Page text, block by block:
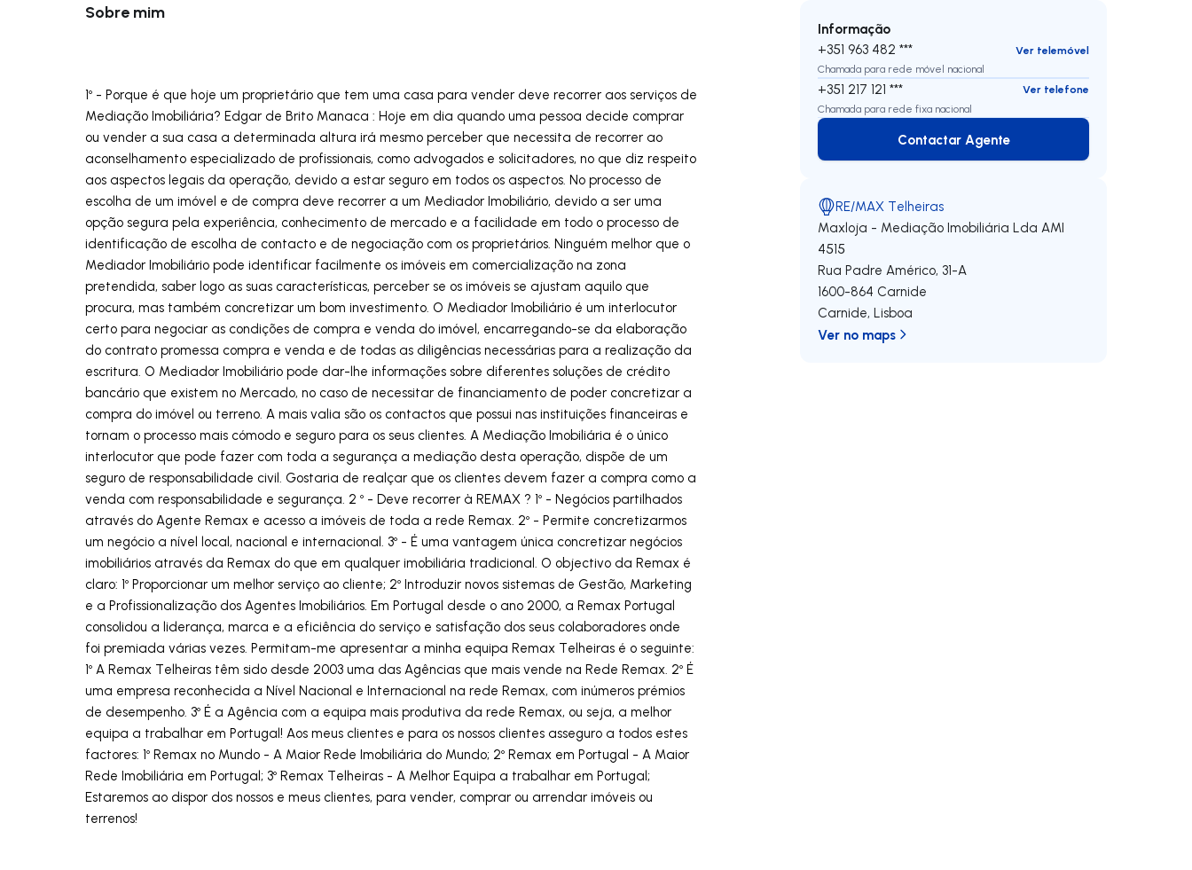
Sobre mim
1º - Porque é que hoje um proprietário que tem uma casa para vender deve recorrer aos serviços de
Mediação Imobiliária? Edgar de Brito Manaca : Hoje em dia quando uma pessoa decide comprar
ou vender a sua casa a determinada altura irá mesmo perceber que necessita de recorrer ao
aconselhamento especializado de profissionais, como advogados e solicitadores, no que diz respeito
aos aspectos legais da operação, devido a estar seguro em todos os aspectos. No processo de
escolha de um imóvel e de compra deve recorrer a um Mediador Imobiliário, devido a ser uma
opção segura pela experiência, conhecimento de mercado e a facilidade em todo o processo de
identificação de escolha de contacto e de negociação com os proprietários. Ninguém melhor que o
Mediador Imobiliário pode identificar facilmente os imóveis em comercialização na zona
pretendida, saber logo as suas características, perceber se os imóveis se ajustam aquilo que
procura, mas também concretizar um bom investimento. O Mediador Imobiliário é um interlocutor
certo para negociar as condições de compra e venda do imóvel, encarregando-se da elaboração
do contrato promessa compra e venda e de todas as diligências necessárias para a realização da
escritura. O Mediador Imobiliário pode dar-lhe informações sobre diferentes soluções de crédito
bancário que existem no Mercado, no caso de necessitar de financiamento de poder concretizar a
compra do imóvel ou terreno. A mais valia são os contactos que possui nas instituições financeiras e
tornam o processo mais cómodo e seguro para os seus clientes. A Mediação Imobiliária é o único
interlocutor que pode fazer com toda a segurança a mediação desta operação, dispõe de um
seguro de responsabilidade civil. Gostaria de realçar que os clientes devem fazer a compra como a
venda com responsabilidade e segurança. 2 º - Deve recorrer à REMAX ? 1º - Negócios partilhados
através do Agente Remax e acesso a imóveis de toda a rede Remax. 2º - Permite concretizarmos
um negócio a nível local, nacional e internacional. 3º - É uma vantagem única concretizar negócios
imobiliários através da Remax do que em qualquer imobiliária tradicional. O objectivo da Remax é
claro: 1º Proporcionar um melhor serviço ao cliente; 2º Introduzir novos sistemas de Gestão, Marketing
e a Profissionalização dos Agentes Imobiliários. Em Portugal desde o ano 2000, a Remax Portugal
consolidou a liderança, marca e a eficiência do serviço e satisfação dos seus colaboradores onde
foi premiada várias vezes. Permitam-me apresentar a minha equipa Remax Telheiras é o seguinte:
1º A Remax Telheiras têm sido desde 2003 uma das Agências que mais vende na Rede Remax. 2º É
uma empresa reconhecida a Nível Nacional e Internacional na rede Remax, com inúmeros prémios
de desempenho. 3º É a Agência com a equipa mais produtiva da rede Remax, ou seja, a melhor
equipa a trabalhar em Portugal! Aos meus clientes e para os nossos clientes asseguro a todos estes
factores: 1º Remax no Mundo - A Maior Rede Imobiliária do Mundo; 2º Remax em Portugal - A Maior
Rede Imobiliária em Portugal; 3º Remax Telheiras - A Melhor Equipa a trabalhar em Portugal;
Estaremos ao dispor dos nossos e meus clientes, para vender, comprar ou arrendar imóveis ou
terrenos!
Informação
+351 963 482 ***
Ver telemóvel
Chamada para rede móvel nacional
+351 217 121 ***
Ver telefone
Chamada para rede fixa nacional
Contactar Agente
Contactar Agente
RE/MAX Telheiras
Maxloja - Mediação Imobiliária Lda AMI
4515
Rua Padre Américo, 31-A
1600-864 Carnide
Carnide,Lisboa
Ver no maps